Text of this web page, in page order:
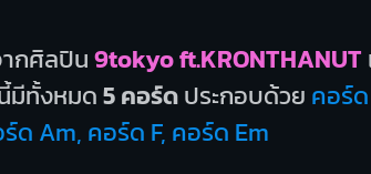
กศิลปิน9tokyo ft.KRONTHANUT
มีทั้งหมด5 คอร์ดประกอบด้วย คอร์
ด Am, คอร์ด F, คอร์ด Em